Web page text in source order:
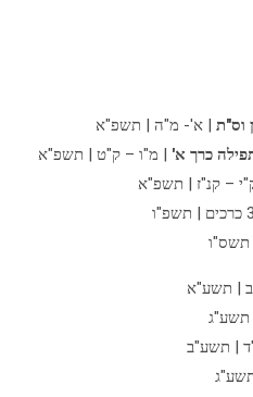
וס"ת | א'- מ"ה | תשפ"א
כרך א' | מ"ו – ק"ט | תשפ"א
– קנ"ז | תשפ"א
| תשע"א
תשע"ג
| תשע"ב